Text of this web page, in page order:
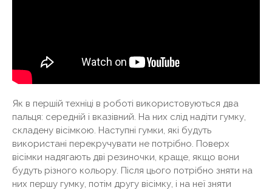
Як в першій техніці в роботі використовуються два
пальця: середній і вказівний. На них слід надіти гумку,
складену вісімкою. Наступні гумки, які будуть
використані перекручувати не потрібно. Поверх
вісімки надягають дві резиночки, краще, якщо вони
будуть різного кольору. Після цього потрібно зняти на
них першу гумку, потім другу вісімку, і на неї зняти